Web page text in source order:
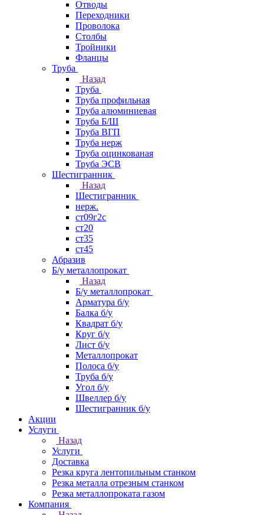
Отводы
Переходники
Проволока
Столбы
Тройники
Фланцы
Труба
Назад
Труба
Труба профильная
Труба алюминиевая
Труба Б/Ш
Труба ВГП
Труба нерж
Труба оцинкованая
Труба ЭСВ
Шестигранник
Назад
Шестигранник
нерж.
ст09г2с
ст20
ст35
ст45
Абразив
Б/у металлопрокат
Назад
Б/у металлопрокат
Арматура б/у
Балка б/у
Квадрат б/у
Круг б/у
Лист б/у
Металлопрокат
Полоса б/у
Труба б/у
Угол б/у
Швеллер б/у
Шестигранник б/у
Акции
Услуги
Назад
Услуги
Доставка
Резка круга лентопильным станком
Резка металла отрезным станком
Резка металлопроката газом
Компания